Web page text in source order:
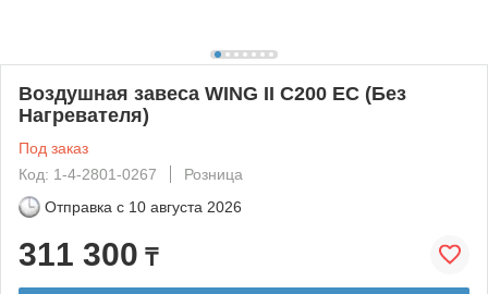
Воздушная завеса WING II C200 EC (Без
Нагревателя)
Под заказ
Код: 1-4-2801-0267
Розница
Отправка с 10 августа 2026
311 300 ₸